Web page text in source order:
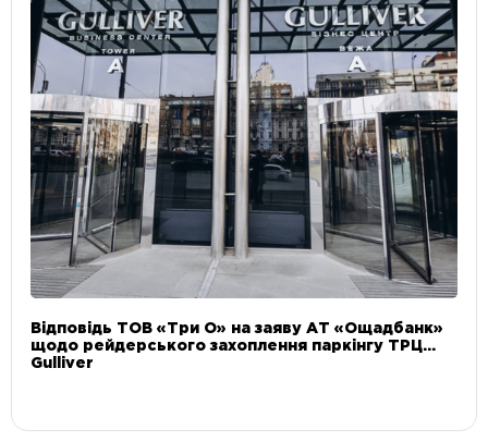
Відповідь ТОВ «Три О» на заяву АТ «Ощадбанк»
щодо рейдерського захоплення паркінгу ТРЦ
Gulliver